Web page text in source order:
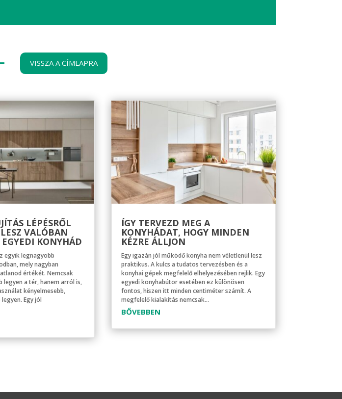
VISSZA A CÍMLAPRA
LÉPÉSRŐL
VALÓBAN
KONYHÁD
egyik legnagyobb
mely nagyban
értékét. Nemcsak
legyen a tér, hanem arról is,
kényelmesebb,
Egy jól
ÍGY TERVEZD MEG A
KONYHÁDAT, HOGY MINDEN
KÉZRE ÁLLJON
Egy igazán jól működő konyha nem véletlenül lesz
praktikus. A kulcs a tudatos tervezésben és a
konyhai gépek megfelelő elhelyezésében rejlik. Egy
egyedi konyhabútor esetében ez különösen
fontos, hiszen itt minden centiméter számít. A
megfelelő kialakítás nemcsak...
BŐVEBBEN